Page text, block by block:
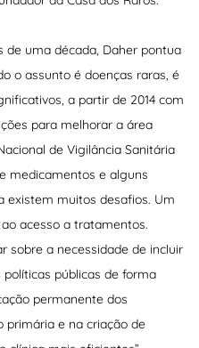
uma década, Daher pontua
o assunto é doenças raras, é
a partir de 2014 com
para melhorar a área
de Vigilância Sanitária
medicamentos e alguns
existem muitos desafios. Um
acesso a tratamentos.
sobre a necessidade de incluir
públicas de forma
permanente dos
primária e na criação de